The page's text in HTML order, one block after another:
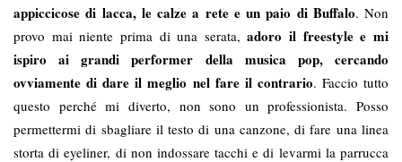
appiccicose di lacca, le calze a rete e un paio di Buffalo. Non
provo mai niente prima di una serata,adoro il freestyle e mi
ispiro ai grandi performer della musica pop, cercando
ovviamente di dare il meglio nel fare il contrario. Faccio tutto
questo perché mi diverto, non sono un professionista. Posso
permettermi di sbagliare il testo di una canzone, di fare una linea
storta di eyeliner, di non indossare tacchi e di levarmi la parrucca